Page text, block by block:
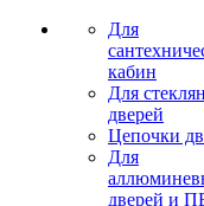
Для
кабин
Для
дверей
Цепочки
Для
дверей и